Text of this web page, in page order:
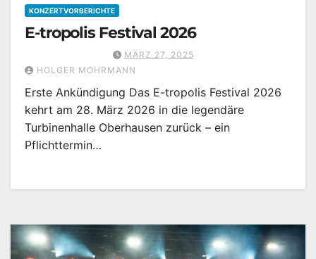
KONZERTVORBERICHTE
E-tropolis Festival 2026
MÄRZ 27, 2025
HOLGER MOHRMANN
Erste Ankündigung Das E-tropolis Festival 2026
kehrt am 28. März 2026 in die legendäre
Turbinenhalle Oberhausen zurück – ein
Pflichttermin…